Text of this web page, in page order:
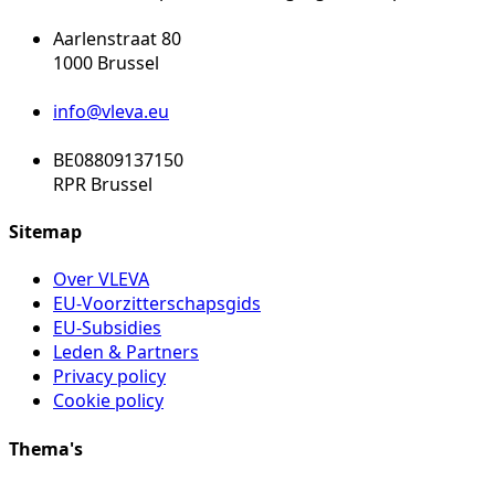
Aarlenstraat 80
1000 Brussel
info@vleva.eu
BE08809137150
RPR Brussel
Sitemap
Over VLEVA
EU-Voorzitterschapsgids
EU-Subsidies
Leden & Partners
Privacy policy
Cookie policy
Thema's